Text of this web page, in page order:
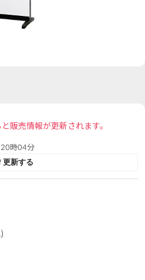
販売情報が更新されます。
時04分
更新する
)